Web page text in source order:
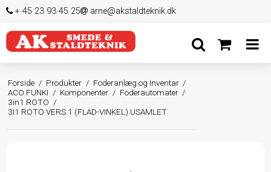
+ 45 23 93 45 25 arne@akstaldteknik.dk
Forside / Produkter / Foderanlæg og Inventar /
ACO FUNKI / Komponenter / Foderautomater /
3in1 ROTO /
3I1 ROTO VERS.1 (FLAD-VINKEL) USAMLET